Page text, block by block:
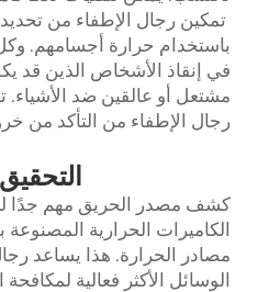
تمكين رجال الإطفاء من
باستخدام حرارة أجسامهم.
في إنقاذ الأشخاص الذين قد
مشتعل أو عالقين ضد الأشياء.
رجال الإطفاء من التأكد من
كشف مصدر الحريق مهم جدًا
مصادر الحرارة. هذا يساعد
الوسائل الأكثر فعالية